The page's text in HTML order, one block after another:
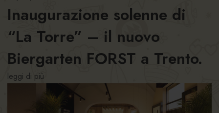
Inaugurazione solenne di
“La Torre” – il nuovo
Biergarten FORST a Trento.
leggi di più